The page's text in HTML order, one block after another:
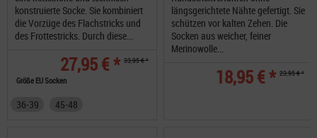
konstruierte Socke. Sie kombiniert
die Vorzüge des Flachstricks und
des Frottestricks. Durch diese...
27,95 € * 33,95 € *
Größe EU Socken
36-39 45-48
längsgerichtete Nähte gefertigt. Sie
schützen vor kalten Zehen. Die
Socken aus weicher, feiner
Merinowolle...
18,95 € * 23,95 € *